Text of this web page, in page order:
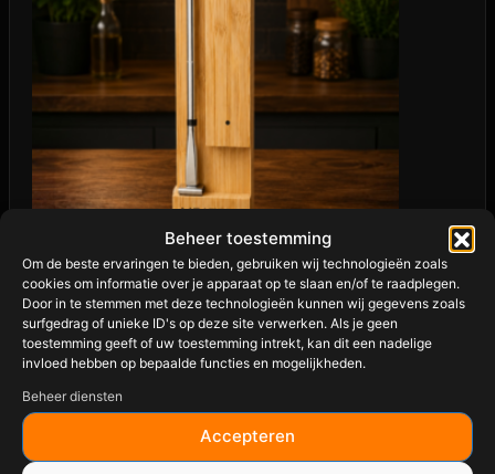
Beheer toestemming
Om de beste ervaringen te bieden, gebruiken wij technologieën zoals
cookies om informatie over je apparaat op te slaan en/of te raadplegen.
Door in te stemmen met deze technologieën kunnen wij gegevens zoals
surfgedrag of unieke ID's op deze site verwerken. Als je geen
toestemming geeft of uw toestemming intrekt, kan dit een nadelige
invloed hebben op bepaalde functies en mogelijkheden.
Beheer diensten
Accepteren
MEATER PRO 2 PLUS
€135,00
✔ Snelle levering